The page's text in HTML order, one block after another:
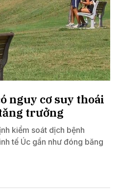
nguy cơ suy thoái
trưởng
kiểm soát dịch bệnh
tế Úc gần như đóng băng